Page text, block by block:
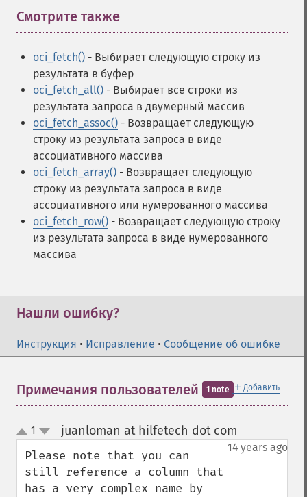
Смотрите также
oci_fetch() - Выбирает следующую строку из
результата в буфер
oci_fetch_all() - Выбирает все строки из
результата запроса в двумерный массив
oci_fetch_assoc() - Возвращает следующую
строку из результата запроса в виде
ассоциативного массива
oci_fetch_array() - Возвращает следующую
строку из результата запроса в виде
ассоциативного или нумерованного массива
oci_fetch_row() - Возвращает следующую строку
из результата запроса в виде нумерованного
массива
Нашли ошибку?
Инструкция • Исправление • Сообщение об ошибке
＋ Добавить
Примечания пользователей 1 note
up
down
1 juanloman at hilfetech dot com
14 years ago
Please note that you can
still reference a column that
has a very complex name by